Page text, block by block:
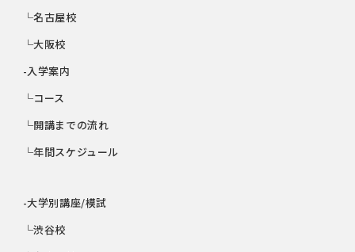
└名古屋校
└大阪校
-入学案内
└コース
└開講までの流れ
└年間スケジュール
-大学別講座/模試
└渋谷校